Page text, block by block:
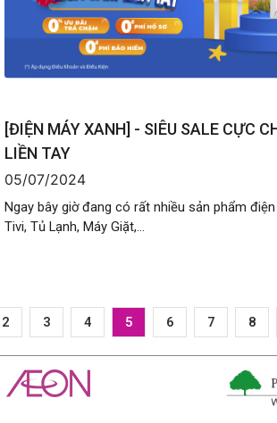
[ĐIỆN MÁY XANH] - SIÊU SALE CỰC
LIỀN TAY
05/07/2024
Ngay bây giờ đang có rất nhiều sản phẩm
Tivi, Tủ Lạnh, Máy Giặt,...
2 3 4 5 6 7 8